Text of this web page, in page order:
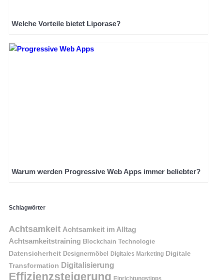
Welche Vorteile bietet Liporase?
Warum werden Progressive Web Apps immer beliebter?
Schlagwörter
Achtsamkeit Achtsamkeit im Alltag
Achtsamkeitstraining Blockchain Technologie
Datensicherheit Designermöbel Digitales Marketing Digitale
Transformation Digitalisierung
Effizienzsteigerung Einrichtungstipps